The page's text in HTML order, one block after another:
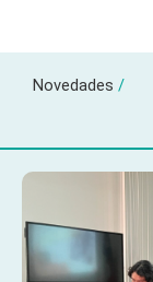
Novedades /